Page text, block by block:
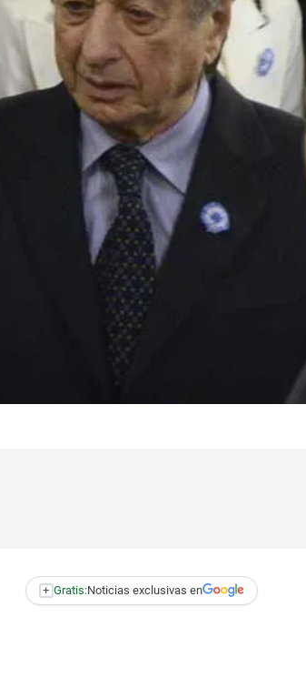
+ Gratis:Noticias exclusivas en